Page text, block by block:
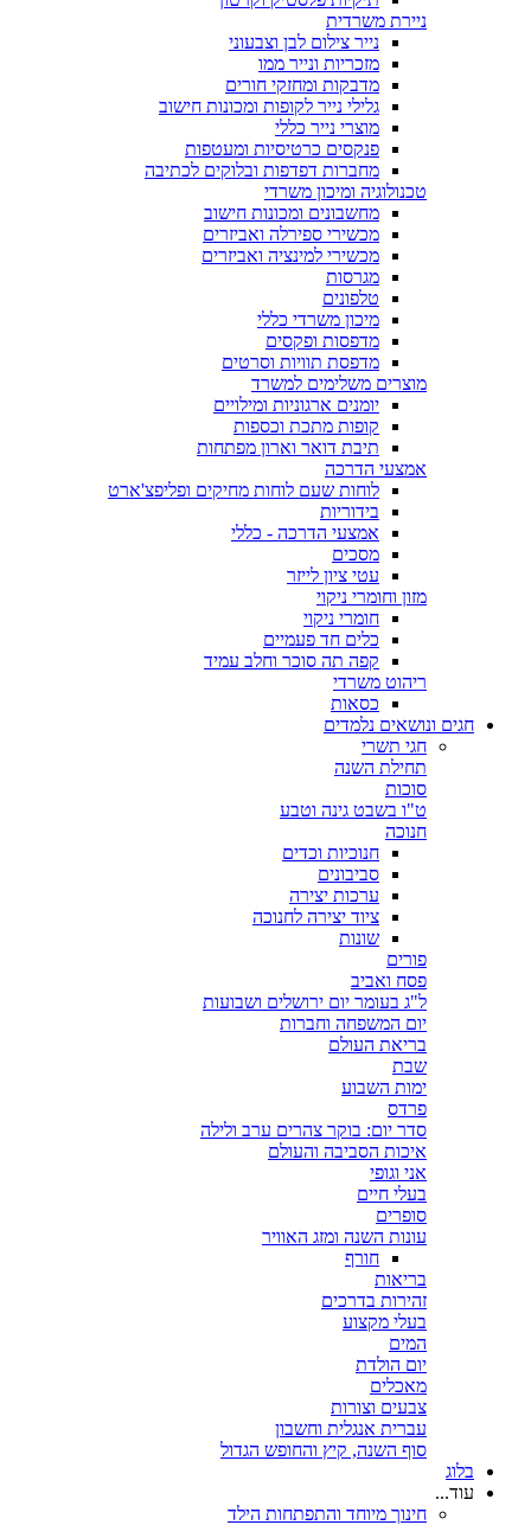
ניירת משרדית
נייר צילום לבן וצבעוני
מזכריות ונייר ממו
מדבקות ומחזקי חורים
גלילי נייר לקופות ומכונות חישוב
מוצרי נייר כללי
פנקסים כרטיסיות ומעטפות
מחברות דפדפות ובלוקים לכתיבה
טכנולוגיה ומיכון משרדי
מחשבונים ומכונות חישוב
מכשירי ספירלה ואביזרים
מכשירי למינציה ואביזרים
מגרסות
טלפונים
מיכון משרדי כללי
מדפסות ופקסים
מדפסת תוויות וסרטים
מוצרים משלימים למשרד
יומנים ארגוניות ומילויים
קופות מתכת וכספות
תיבת דואר וארון מפתחות
אמצעי הדרכה
לוחות שעם לוחות מחיקים ופליפצ'ארט
בידוריות
אמצעי הדרכה - כללי
מסכים
עטי ציון לייזר
מזון וחומרי ניקוי
חומרי ניקוי
כלים חד פעמיים
קפה תה סוכר וחלב עמיד
ריהוט משרדי
כסאות
חגים ונושאים נלמדים
חגי תשרי
תחילת השנה
סוכות
ט"ו בשבט גינה וטבע
חנוכה
חנוכיות וכדים
סביבונים
ערכות יצירה
ציוד יצירה לחנוכה
שונות
פורים
פסח ואביב
ל"ג בעומר יום ירושלים ושבועות
יום המשפחה וחברות
בריאת העולם
שבת
ימות השבוע
פרדס
סדר יום: בוקר צהרים ערב ולילה
איכות הסביבה והעולם
אני וגופי
בעלי חיים
סופרים
עונות השנה ומזג האוויר
חורף
בריאות
זהירות בדרכים
בעלי מקצוע
המים
יום הולדת
מאכלים
צבעים וצורות
עברית אנגלית וחשבון
סוף השנה, קיץ והחופש הגדול
בלוג
עוד...
חינוך מיוחד והתפתחות הילד